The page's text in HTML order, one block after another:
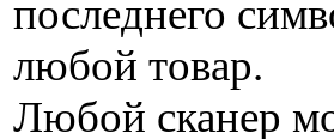
последнего
любой товар.
Любой сканер